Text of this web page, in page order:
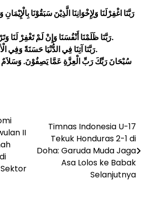
رَبَّنَا اغْفِرْلَنَا وَلِإِخْوَانِنَا الَّذِيْنَ سَبَقُوْنَا
رَبَّنَا ظَلَمْنَا أَنْفُسَنَا وَإِنْ لَمْ تَغْفِرْ لَنَا وَتَرْحَمْنَا لَنَكُوْنَنَّ مِنَ الْخَاسِرِيْنَ.
رَبَّنَا آتِنَا فِي الدُّنْيَا حَسَنَةً وَفِي الْاٰخِرَةِ حَسَنَةً وَقِنَا عَذَابَ النَّارِ.
سُبْحَانَ رَبِّكَ رَبِّ الْعِزَّةِ عَمَّا يَصِفُوْنَ. وَسَلاَمٌ
II
Timnas Indonesia U-17
Tekuk Honduras 2-1 di
Doha: Garuda Muda Jaga
Asa Lolos ke Babak
Selanjutnya